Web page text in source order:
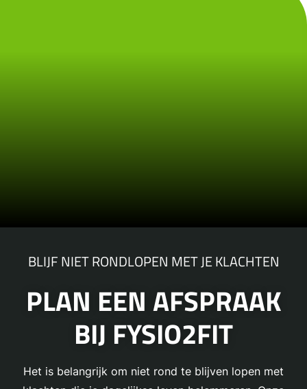
BLIJF NIET RONDLOPEN MET JE KLACHTEN
PLAN EEN AFSPRAAK
BIJ FYSIO2FIT
Het is belangrijk om niet rond te blijven lopen met